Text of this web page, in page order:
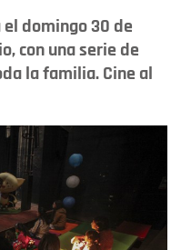
domingo 30 de
con una serie de
la familia. Cine al